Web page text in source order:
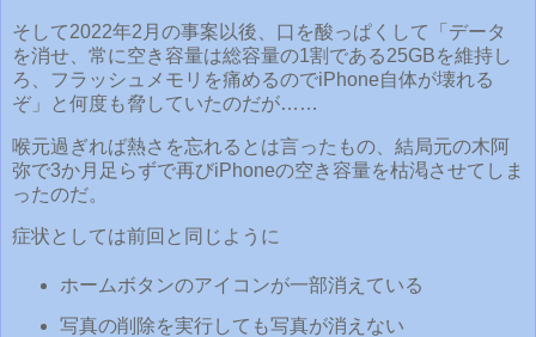
そして2022年2月の事案以後、口を酸っぱくして「データ
を消せ、常に空き容量は総容量の1割である25GBを維持し
ろ、フラッシュメモリを痛めるのでiPhone自体が壊れる
ぞ」と何度も脅していたのだが……
喉元過ぎれば熱さを忘れるとは言ったもの、結局元の木阿
弥で3か月足らずで再びiPhoneの空き容量を枯渇させてしま
ったのだ。
症状としては前回と同じように
ホームボタンのアイコンが一部消えている
写真の削除を実行しても写真が消えない